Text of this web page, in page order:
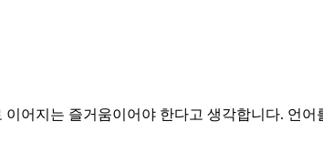
어지는 즐거움이어야 한다고 생각합니다. 언